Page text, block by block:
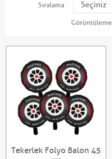
Sıralama
Görüntüleme
Tekerlek Folyo Balon 45